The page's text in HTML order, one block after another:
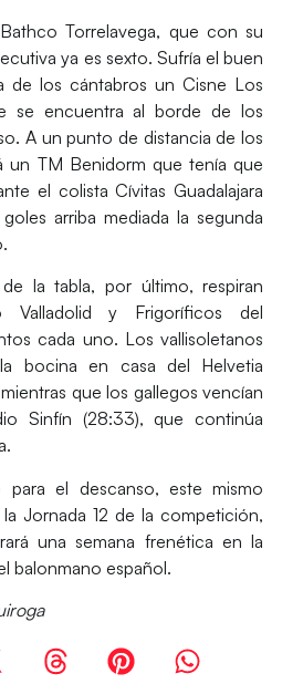
Bathco Torrelavega, que con su
ya es sexto. Sufría el buen
de los cántabros unCisne Los
se encuentra al borde de los
A un punto de distancia de los
un TM Benidorm que tenía que
el colistaCívitas Guadalajara
arriba mediada la segunda
la tabla, por último, respiran
Valladolid y Frigoríficos del
cada uno. Los vallisoletanos
bocina en casa del Helvetia
que los gallegos vencían
Sinfín (28:33), que continúa
para el descanso, este mismo
Jornada 12 de la competición,
una semana frenética en la
balonmano español.